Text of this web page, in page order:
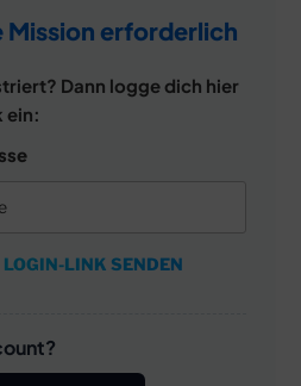
Mission erforderlich
Dann logge dich hier
ein:
LINK SENDEN